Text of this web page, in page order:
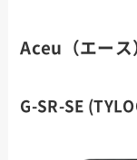
Aceu（エース
G-SR-SE